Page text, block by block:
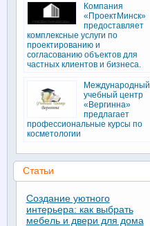
Компания
«ПроектМинск»
предоставляет
комплексные услуги по
проектированию и
согласованию объектов для
частных клиентов и бизнеса.
Международный
учебный центр
«Вергинна»
предлагает
профессиональные курсы по
косметологии
Статьи
Создание уютного
интерьера: как выбрать
мебель и двери для дома